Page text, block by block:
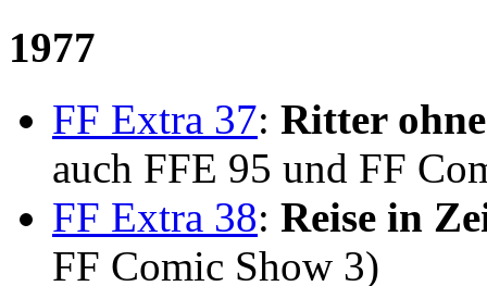
1977
FF Extra 37: Ritter
auch FFE 95 und FF
FF Extra 38: Reise in
FF Comic Show 3)